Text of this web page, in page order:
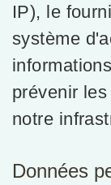
IP), le
système
prévenir
notre
Données